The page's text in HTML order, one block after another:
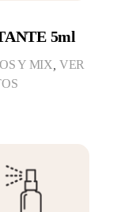
5ml
Y MIX VER